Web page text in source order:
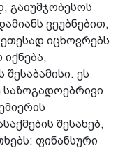
გაიუმჯობესოს
ვეუბნებით,
იცხოვრებს
ეს
შესახებ,
ფინანსური